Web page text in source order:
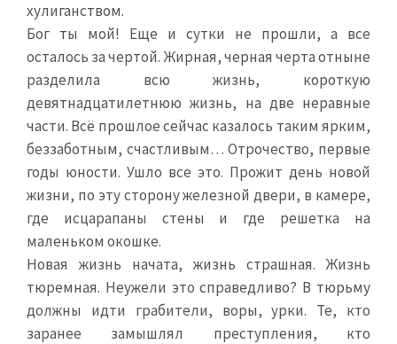
хулиганством.
Бог ты мой! Еще и сутки не прошли, а все
осталось за чертой. Жирная, черная черта отныне
разделила всю жизнь, короткую
девятнадцатилетнюю жизнь, на две неравные
части. Всё прошлое сейчас казалось таким ярким,
беззаботным, счастливым… Отрочество, первые
годы юности. Ушло все это. Прожит день новой
жизни, по эту сторону железной двери, в камере,
где исцарапаны стены и где решетка на
маленьком окошке.
Новая жизнь начата, жизнь страшная. Жизнь
тюремная. Неужели это справедливо? В тюрьму
должны идти грабители, воры, урки. Те, кто
заранее замышлял преступления, кто